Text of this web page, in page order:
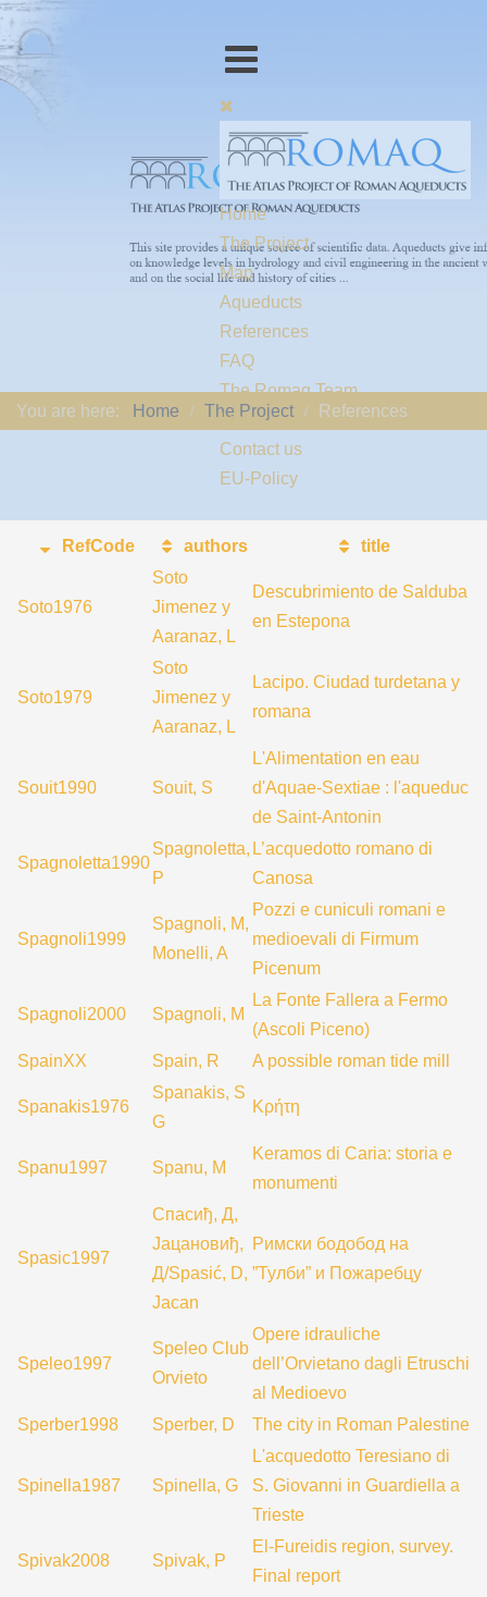
Home
The Project
Map
Aqueducts
References
FAQ
The Romaq Team
Links
Contact us
EU-Policy
You are here: Home The Project References
RefCode authors title
Soto1976
Soto
Jimenez y
Aaranaz, L
Descubrimiento de Salduba
en Estepona
Soto1979
Soto
Jimenez y
Aaranaz, L
Lacipo. Ciudad turdetana y
romana
Souit1990 Souit, S
L'Alimentation en eau
d'Aquae-Sextiae : l'aqueduc
de Saint-Antonin
Spagnoletta1990
Spagnoletta,
P
L’acquedotto romano di
Canosa
Spagnoli1999
Spagnoli, M,
Monelli, A
Pozzi e cuniculi romani e
medioevali di Firmum
Picenum
Spagnoli2000 Spagnoli, M
La Fonte Fallera a Fermo
(Ascoli Piceno)
SpainXX
Spain, R A possible roman tide mill
Spanakis1976
Spanakis, S
G
Κρήτη
Spanu1997 Spanu, M
Keramos di Caria: storia e
monumenti
Spasic1997
Спасиђ, Д,
Јацановиђ,
Д/Spasić, D,
Jacan
Римски бодобод на
”Тулби” и Пожаребцу
Speleo1997
Speleo Club
Orvieto
Opere idrauliche
dell’Orvietano dagli Etruschi
al Medioevo
Sperber1998
Sperber, D The city in Roman Palestine
Spinella1987 Spinella, G
L'acquedotto Teresiano di
S. Giovanni in Guardiella a
Trieste
Spivak2008 Spivak, P
El-Fureidis region, survey.
Final report